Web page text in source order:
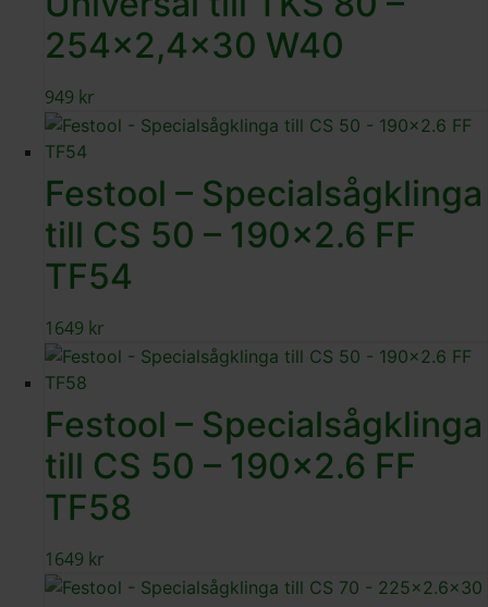
254×2,4×30 W40
949 kr
Festool – Specialsågklinga
till CS 50 – 190×2.6 FF
TF54
1649 kr
Festool – Specialsågklinga
till CS 50 – 190×2.6 FF
TF58
1649 kr